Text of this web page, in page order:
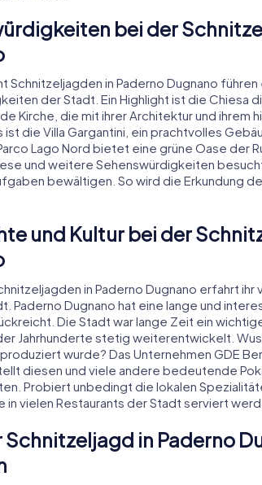
bei der
Schnitzeljagden in Paderno Dugnano
der Stadt. Ein Highlight ist die Chiesa
Kirche, die mit ihrer Architektur und ihrem
ist die Villa Gargantini, ein prachtvolles
Lago Nord bietet eine grüne Oase der
und weitere Sehenswürdigkeiten
bewältigen. So wird die Erkundung
und Kultur bei der
in Paderno Dugnano erfahrt
Paderno Dugnano hat eine lange und
Die Stadt war lange Zeit ein
Jahrhunderte stetig weiterentwickelt.
produziert wurde? Das Unternehmen GDE
diesen und viele andere bedeutende
Probiert unbedingt die lokalen
in vielen Restaurants der Stadt serviert
Schnitzeljagd in Paderno